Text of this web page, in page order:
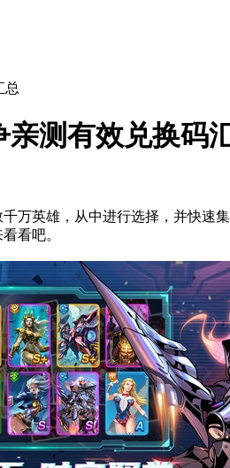
总
亲测有效兑换码
万英雄，从中进行选择，并快
看吧。